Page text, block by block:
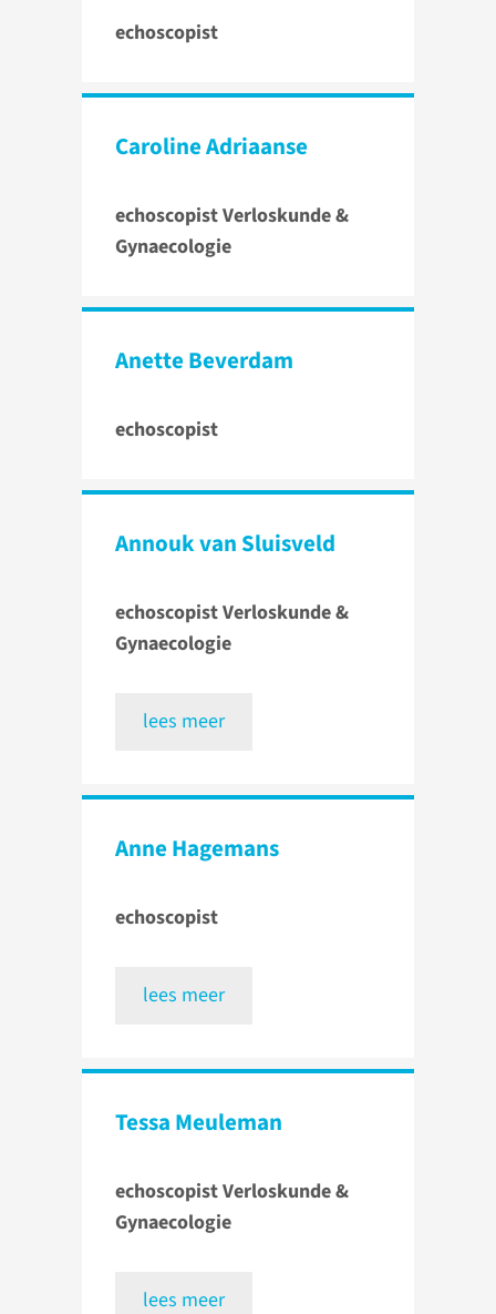
echoscopist
Caroline Adriaanse
echoscopist Verloskunde &
Gynaecologie
Anette Beverdam
echoscopist
Annouk van Sluisveld
echoscopist Verloskunde &
Gynaecologie
lees meer
Anne Hagemans
echoscopist
lees meer
Tessa Meuleman
echoscopist Verloskunde &
Gynaecologie
lees meer